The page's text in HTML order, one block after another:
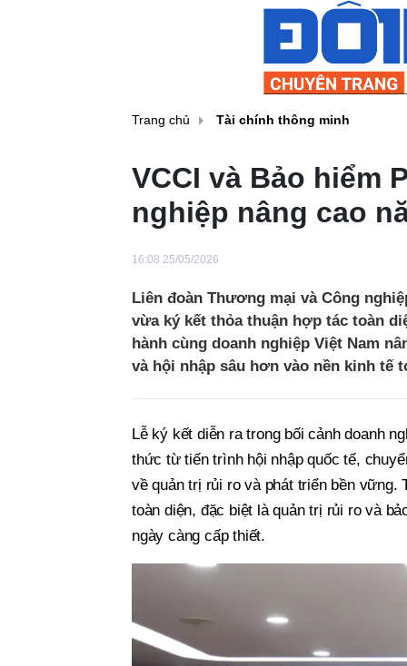
Trang chủ Tài chính thông minh
VCCI và Bảo hiểm
nghiệp nâng cao
16:08 25/05/2026
Liên đoàn Thương mại và Công
vừa ký kết thỏa thuận hợp tác toàn
hành cùng doanh nghiệp Việt Nam
và hội nhập sâu hơn vào nền kinh tế
Lễ ký kết diễn ra trong bối cảnh doanh
thức từ tiến trình hội nhập quốc tế,
về quản trị rủi ro và phát triển bền vững.
toàn diện, đặc biệt là quản trị rủi ro và
ngày càng cấp thiết.